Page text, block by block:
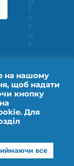
на нашому
щоб надати
кнопку
Для
все